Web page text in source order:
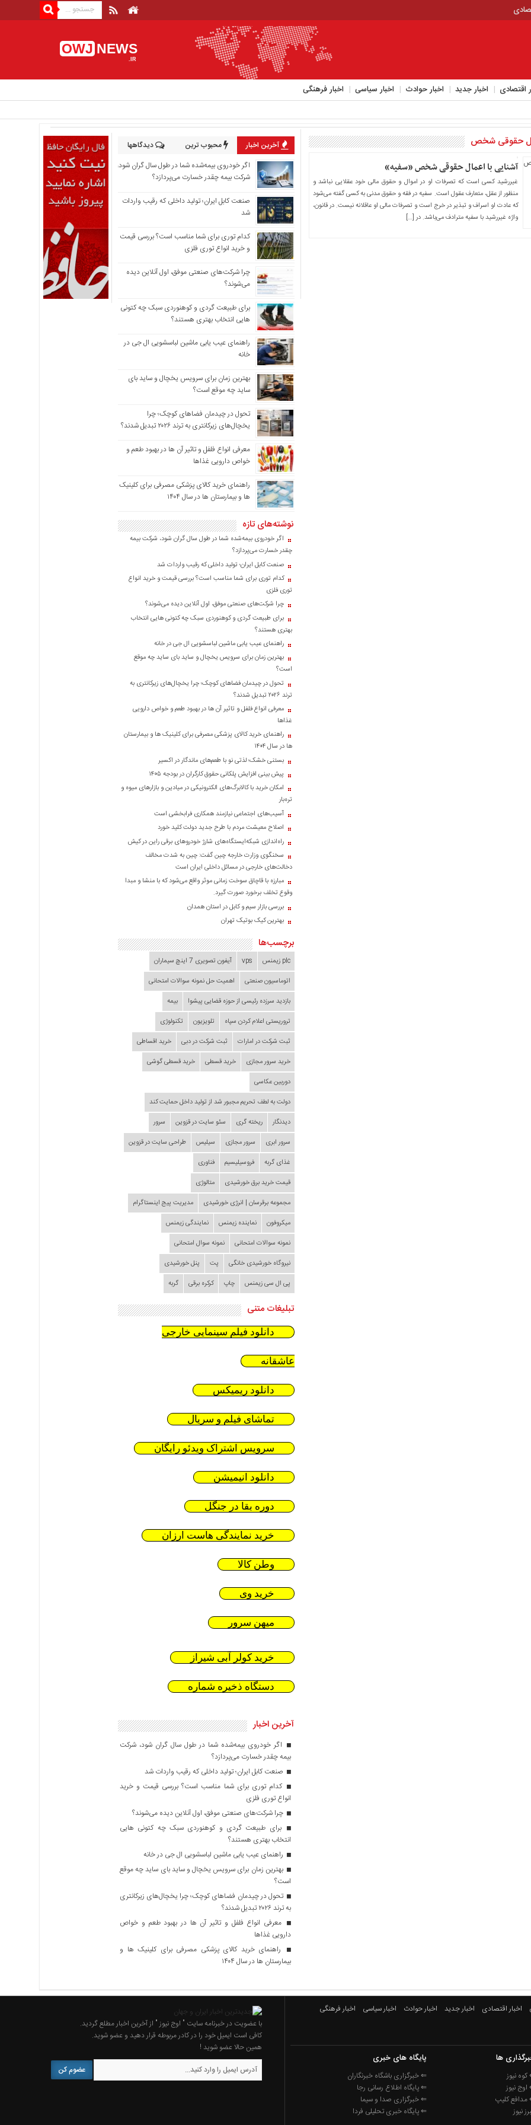
OWJ NEWS
.IR
اقتصادی اخبار جدید اخبار حوادث اخبار سیاسی اخبار فرهنگی
حقوقی شخص
آشنایی با اعمال حقوقی شخص «سفیه»
غیررشید کسی است که تصرفات او در اموال و حقوق مالی خود عقلایی نباشد و
منظور از عقل، متعارف عقول است. سفیه در فقه و حقوق مدنی به کسی گفته می‌شود
که عادت او اسراف و تبذیر در خرج است و تصرفات مالی او عاقلانه نیست. در قانون،
واژه غیررشید با سفیه مترادف می‌باشد. در […]
آخرین اخبار محبوب ترین
دیدگاهها
اگر خودروی بیمه‌شده شما در طول سال گران شود،
شرکت بیمه چقدر خسارت می‌پردازد؟
صنعت کابل ایران؛ تولید داخلی که رقیب واردات
شد
کدام توری برای شما مناسب است؟ بررسی قیمت
و خرید انواع توری فلزی
چرا شرکت‌های صنعتی موفق، اول آنلاین دیده
می‌شوند؟
برای طبیعت گردی و کوهنوردی سبک چه کتونی
هایی انتخاب بهتری هستند؟
راهنمای عیب یابی ماشین لباسشویی ال جی در
خانه
بهترین زمان برای سرویس یخچال و ساید بای
ساید چه موقع است؟
تحول در چیدمان فضاهای کوچک؛ چرا
یخچال‌های زیرکانتری به ترند ۲۰۲۶ تبدیل شدند؟
معرفی انواع فلفل و تاثیر آن ‌ها در بهبود طعم و
خواص دارویی غذاها
راهنمای خرید کالای پزشکی مصرفی برای کلینیک
ها و بیمارستان ها در سال ۱۴۰۴
نوشته‌های تازه
اگر خودروی بیمه‌شده شما در طول سال گران شود، شرکت بیمه
چقدر خسارت می‌پردازد؟
صنعت کابل ایران؛ تولید داخلی که رقیب واردات شد
کدام توری برای شما مناسب است؟ بررسی قیمت و خرید انواع
توری فلزی
چرا شرکت‌های صنعتی موفق، اول آنلاین دیده می‌شوند؟
برای طبیعت گردی و کوهنوردی سبک چه کتونی هایی انتخاب
بهتری هستند؟
راهنمای عیب یابی ماشین لباسشویی ال جی در خانه
بهترین زمان برای سرویس یخچال و ساید بای ساید چه موقع
است؟
تحول در چیدمان فضاهای کوچک؛ چرا یخچال‌های زیرکانتری به
ترند ۲۰۲۶ تبدیل شدند؟
معرفی انواع فلفل و تاثیر آن ‌ها در بهبود طعم و خواص دارویی
غذاها
راهنمای خرید کالای پزشکی مصرفی برای کلینیک ها و بیمارستان
ها در سال ۱۴۰۴
بستنی خشک؛ لذتی نو با طعم‌های ماندگار در اکسیر
پیش بینی افزایش پلکانی حقوق کارگران در بودجه ۱۴۰۵
امکان خرید با کالابرگ‌های الکترونیکی در میادین و بازارهای میوه و
تره‌بار
آسیب‌های اجتماعی نیازمند همکاری فرابخشی است
اصلاح معیشت مردم با طرح جدید دولت کلید خورد
راه‌اندازی شبکه‌ایستگاه‌های شارژ خودروهای برقی راین در کیش
سخنگوی وزارت خارجه چین گفت: چین به شدت مخالف
دخالت‌های خارجی در مسائل داخلی ایران است
مبارزه با قاچاق سوخت زمانی موثر واقع می‌شود که با منشا و مبدا
وقوع تخلف برخورد صورت گیرد.
بررسی بازار سیم و کابل در استان همدان
بهترین کیک بوتیک تهران
برچسب‌ها
plc زیمنس vps
آیفون تصویری 7 اینچ سیماران
اتوماسیون صنعتی
اهمیت حل نمونه سوالات امتحانی
بازدید سرزده‌ رئیسی از حوزه قضایی ‌پیشوا
بیمه
تروریستی اعلام کردن سپاه
تلویزیون
تکنولوژی
ثبت شرکت در امارات
ثبت شرکت در دبی
خرید اقساطی
خرید سرور مجازی
خرید قسطی
خرید قسطی گوشی
دوربین عکاسی
دولت به لطف تحریم مجبور شد از تولید داخل حمایت کند
دیدنگار
ریخته گری سئو سایت در قزوین
سرور
سرور ابری
سرور مجازی سیلیس
طراحی سایت در قزوین
غذای گربه
فروسیلیسیم
فناوری
قیمت خرید برق خورشیدی
متالوژی
مجموعه برقرسان | انرژی خورشیدی
مدیریت پیج اینستاگرام
میکروفون
نماینده زیمنس
نمایندگی زیمنس
نمونه سوالات امتحانی
نمونه سوال امتحانی
نیروگاه خورشیدی خانگی
پت
پنل خورشیدی
پی ال سی زیمنس
چاپ کرکره برقی گربه
تبلیغات متنی
دانلود فیلم سینمایی خارجی
عاشقانه
دانلود ریمیکس
تماشای فیلم و سریال
سرویس اشتراک ویدئو رایگان
دانلود انیمیشن
دوره بقا در جنگل
خرید نمایندگی هاست ارزان
وطن کالا
خرید وی
میهن سرور
خرید کولر آبی شیراز
دستگاه ذخیره شماره
آخرین اخبار
اگر خودروی بیمه‌شده شما در طول سال گران شود، شرکت
بیمه چقدر خسارت می‌پردازد؟
صنعت کابل ایران؛ تولید داخلی که رقیب واردات شد
کدام توری برای شما مناسب است؟ بررسی قیمت و خرید
انواع توری فلزی
چرا شرکت‌های صنعتی موفق، اول آنلاین دیده می‌شوند؟
برای طبیعت گردی و کوهنوردی سبک چه کتونی هایی
انتخاب بهتری هستند؟
راهنمای عیب یابی ماشین لباسشویی ال جی در خانه
بهترین زمان برای سرویس یخچال و ساید بای ساید چه موقع
است؟
تحول در چیدمان فضاهای کوچک؛ چرا یخچال‌های زیرکانتری
به ترند ۲۰۲۶ تبدیل شدند؟
معرفی انواع فلفل و تاثیر آن ‌ها در بهبود طعم و خواص
دارویی غذاها
راهنمای خرید کالای پزشکی مصرفی برای کلینیک ها و
بیمارستان ها در سال ۱۴۰۴
اخبار اقتصادی اخبار جدید اخبار حوادث اخبار سیاسی اخبار فرهنگی
ها
نیوز
نیوز
کلیپ
نیوز
پایگاه های خبری
⇐ خبرگزاری باشگاه خبرنگاران
⇐ پایگاه اطلاع رسانی رجا
⇐ خبرگزاری صدا و سیما
⇐ پایگاه خبری تحلیلی فردا
با عضویت در خبرنامه سایت " اوج نیوز " از آخرین اخبار مطلع گردید.
کافی است ایمیل خود را در کادر مربوطه قرار دهید و عضو شوید.
همین حالا عضو شوید !